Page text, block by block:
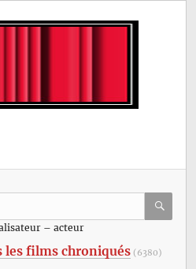
– acteur
les films chroniqués (6380)